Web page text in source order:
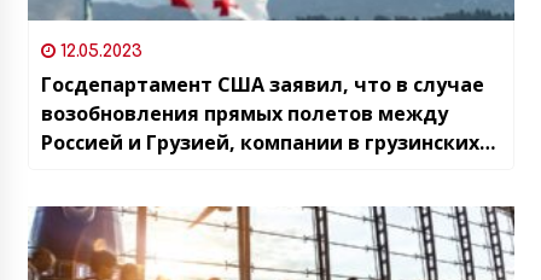
12.05.2023
Госдепартамент США заявил, что в случае
возобновления прямых полетов между
Россией и Грузией, компании в грузинских
санкций